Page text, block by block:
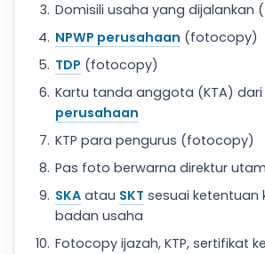
Domisili usaha yang dijalankan
NPWP perusahaan (fotocopy)
TDP (fotocopy)
Kartu tanda anggota (KTA) dari
perusahaan
KTP para pengurus (fotocopy)
Pas foto berwarna direktur
SKA atau SKT sesuai ketentuan
badan usaha
Fotocopy ijazah, KTP, sertifikat